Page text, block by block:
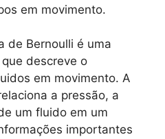
em movimento.
de Bernoulli é uma
descreve o
em movimento. A
a pressão, a
um fluido em um
importantes